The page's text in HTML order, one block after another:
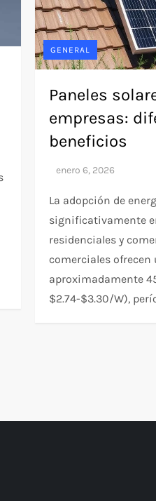
GENERAL
Paneles
empresas:
beneficios
La adopción de
significativamente
residenciales y
comerciales
aproximadamente
$2.74-$3.30/W),